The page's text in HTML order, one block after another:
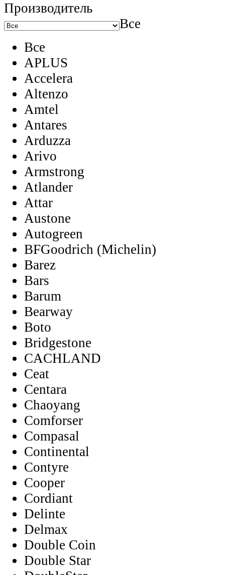
Производитель
Все
Все
APLUS
Accelera
Altenzo
Amtel
Antares
Arduzza
Arivo
Armstrong
Atlander
Attar
Austone
Autogreen
BFGoodrich (Michelin)
Barez
Bars
Barum
Bearway
Boto
Bridgestone
CACHLAND
Ceat
Centara
Chaoyang
Comforser
Compasal
Continental
Contyre
Cooper
Cordiant
Delinte
Delmax
Double Coin
Double Star